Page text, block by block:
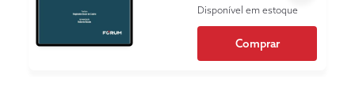
Disponível em estoque
Comprar